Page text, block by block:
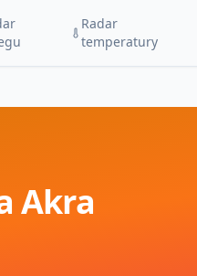
Radar
temperatury
Akra